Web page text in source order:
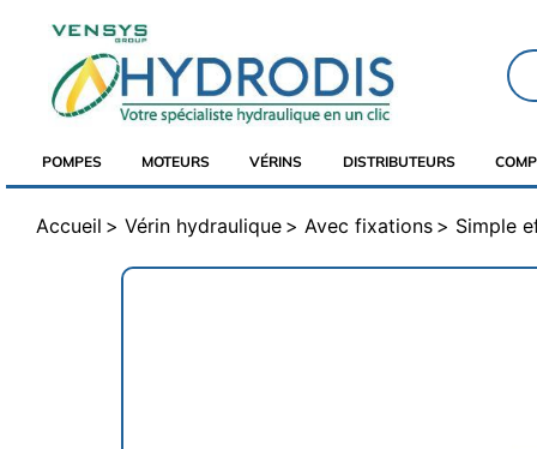
POMPES MOTEURS VÉRINS DISTRIBUTEURS
Accueil Vérin hydraulique Avec fixations Simple